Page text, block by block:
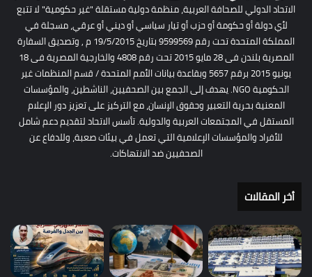
الاتحاد الدولي للصحافة العربية، منظمة دولية مستقلة "غير حكومية" لا تتبع
لأي دولة أو حكومة أو حزب أو تيار سياسي أو ديني أو عرقي، مسجلة في
المملكة المتحدة تحت رقم 9599569 بتاريخ 19/5/2015 م , وتصديق السفارة
المصرية بلندن فى 28 مايو 2015 تحت رقم 4808 والخارجية المصرية فى 18
يونيو 2015 برقم 5657 وبقاعدة بيانات الأمم المتحدة / قسم المنظمات غير
الحكومية NGO. يهدف إلى الجمع بين الصحفيين، الناشطين، والمؤسسات
المعنية بحرية التعبير وحقوق الإنسان، مع التركيز على تعزيز دور الإعلام
المستقل في المجتمعات العربية والدولية. تأسس الاتحاد لتقديم دعم شامل
للأفراد والمؤسسات الإعلامية التي تعمل في بيئات صعبة، وللدفاع عن
الصحفيين ضد الانتهاكات.
أخر المقالات